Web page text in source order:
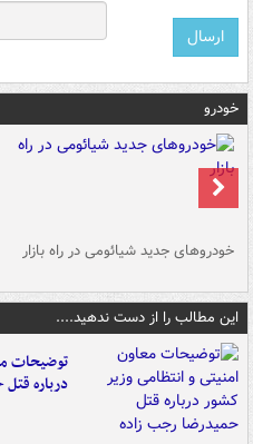
خودرو
خودروهای جدید شیائومی در راه بازار
این مطالب را از دست ندهید....
توضیحات
درباره